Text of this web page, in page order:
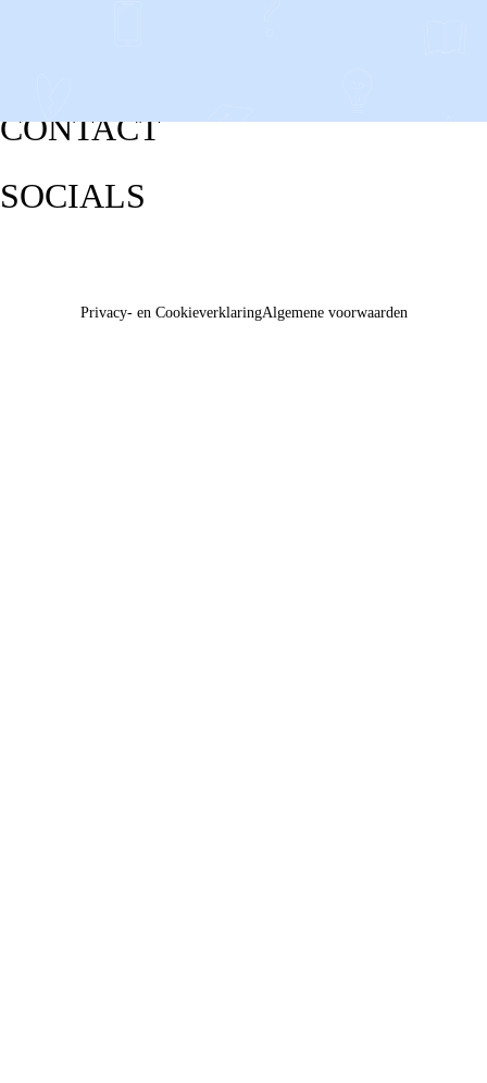
CONTACT
SOCIALS
Privacy- en CookieverklaringAlgemene voorwaarden